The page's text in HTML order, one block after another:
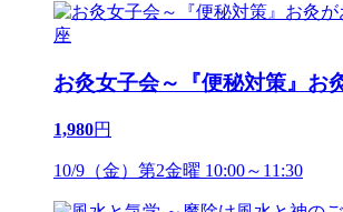
お灸女子会～『便秘対策』お
1,980円
10/9（金）第2金曜 10:00～11:30